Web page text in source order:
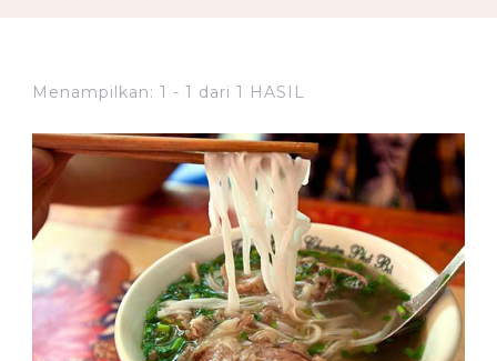
Menampilkan: 1 - 1 dari 1 HASIL